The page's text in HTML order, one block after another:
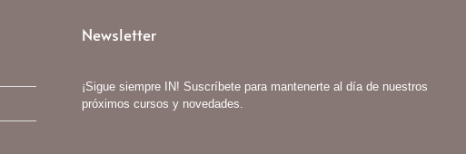
Newsletter
¡Sigue siempre IN! Suscríbete para mantenerte al día de nuestros
próximos cursos y novedades.